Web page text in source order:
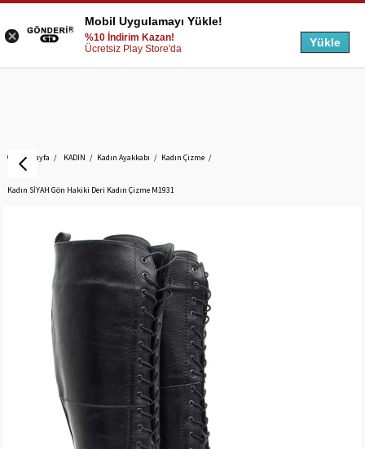
Anasayfa KADIN Kadın Ayakkabı Kadın Çizme
Kadın SİYAH Gön Hakiki Deri Kadın Çizme M1931
Mobil Uygulamayı Yükle!
%10 İndirim Kazan!
Ücretsiz Play Store'da
Yükle